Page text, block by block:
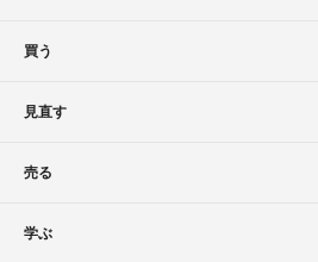
買う
見直す
売る
学ぶ